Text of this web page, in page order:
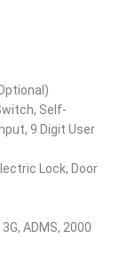
Self-
9 Digit User
Lock, Door
ADMS, 2000